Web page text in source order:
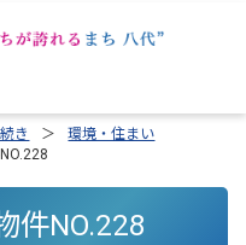
き
環境・住まい
件NO.228